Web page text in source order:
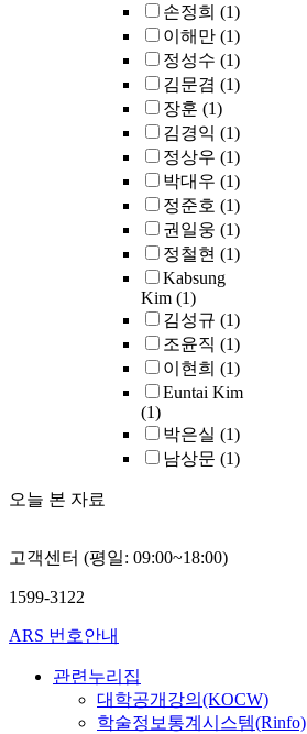
손정희 (1)
이해만 (1)
정성수 (1)
김문겸 (1)
장훈 (1)
김경익 (1)
정상우 (1)
박대우 (1)
정준호 (1)
권일웅 (1)
정철현 (1)
Kabsung
Kim (1)
김성규 (1)
조윤직 (1)
이현희 (1)
Euntai Kim
(1)
박은실 (1)
남상문 (1)
오늘 본 자료
고객센터 (평일: 09:00~18:00)
1599-3122
ARS 번호안내
관련누리집
대학공개강의(KOCW)
학술정보통계시스템(Rinfo)